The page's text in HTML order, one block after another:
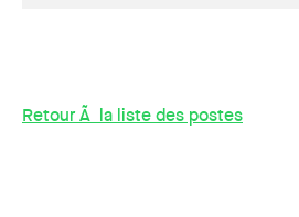
Retour Ã la liste des postes